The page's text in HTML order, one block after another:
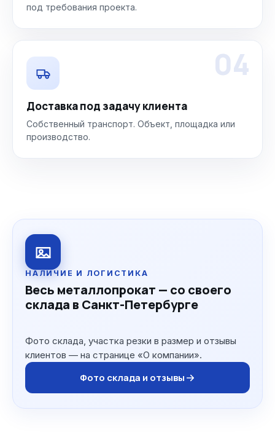
под требования проекта.
04
Доставка под задачу клиента
Собственный транспорт. Объект, площадка или
производство.
НАЛИЧИЕ И ЛОГИСТИКА
Весь металлопрокат — со своего
склада в Санкт-Петербурге
Фото склада, участка резки в размер и отзывы
клиентов — на странице «О компании».
Фото склада и отзывы